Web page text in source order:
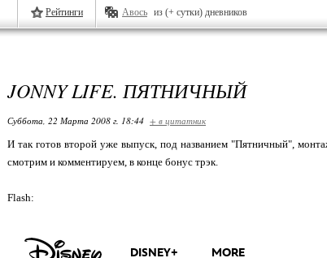
Рейтинги Авось из (+ сутки) дневников
JONNY LIFE. ПЯТНИЧНЫЙ
Суббота, 22 Марта 2008 г. 18:44 + в цитатник
И так готов второй уже выпуск, под названием "Пятничный",
смотрим и комментируем, в конце бонус трэк.
Flash: